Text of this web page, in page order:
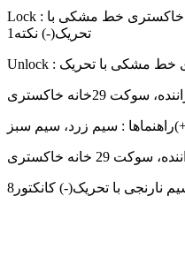
Lock : سیم قهوه ای خط نارنجی و خاکستری خط مشکی با
تحریک(-) نکته1
29خانه خاکستری
سیم سبز(+)
29 خانه خاکستری